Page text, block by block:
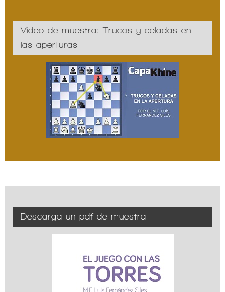
Vídeo de muestra: Trucos y celadas en
las aperturas
Descarga un pdf de muestra